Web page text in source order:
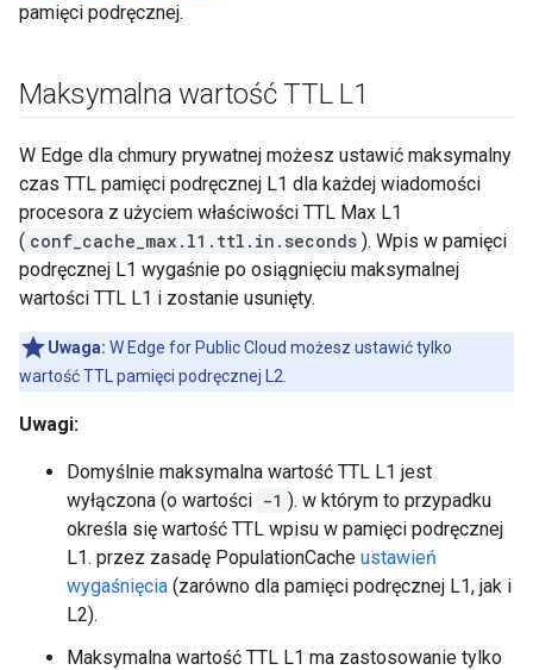
pamięci podręcznej.
Maksymalna wartość TTL L1
W Edge dla chmury prywatnej możesz ustawić maksymalny
czas TTL pamięci podręcznej L1 dla każdej wiadomości
procesora z użyciem właściwości TTL Max L1
( conf_cache_max.l1.ttl.in.seconds ). Wpis w pamięci
podręcznej L1 wygaśnie po osiągnięciu maksymalnej
wartości TTL L1 i zostanie usunięty.
Uwaga: W Edge for Public Cloud możesz ustawić tylko
wartość TTL pamięci podręcznej L2.
Uwagi:
Domyślnie maksymalna wartość TTL L1 jest
wyłączona (o wartości -1 ). w którym to przypadku
określa się wartość TTL wpisu w pamięci podręcznej
L1. przez zasadę PopulationCache ustawień
wygaśnięcia (zarówno dla pamięci podręcznej L1, jak i
L2).
Maksymalna wartość TTL L1 ma zastosowanie tylko